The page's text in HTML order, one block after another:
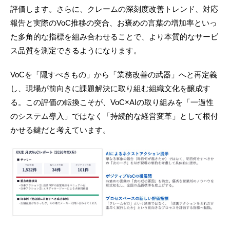
評価します。さらに、クレームの深刻度改善トレンド、対応
報告と実際のVoC推移の突合、お褒めの言葉の増加率といっ
た多角的な指標を組み合わせることで、より本質的なサービ
ス品質を測定できるようになります。
VoCを「隠すべきもの」から「業務改善の武器」へと再定義
し、現場が前向きに課題解決に取り組む組織文化を醸成す
る。この評価の転換こそが、VoC×AIの取り組みを「一過性
のシステム導入」ではなく「持続的な経営変革」として根付
かせる鍵だと考えています。